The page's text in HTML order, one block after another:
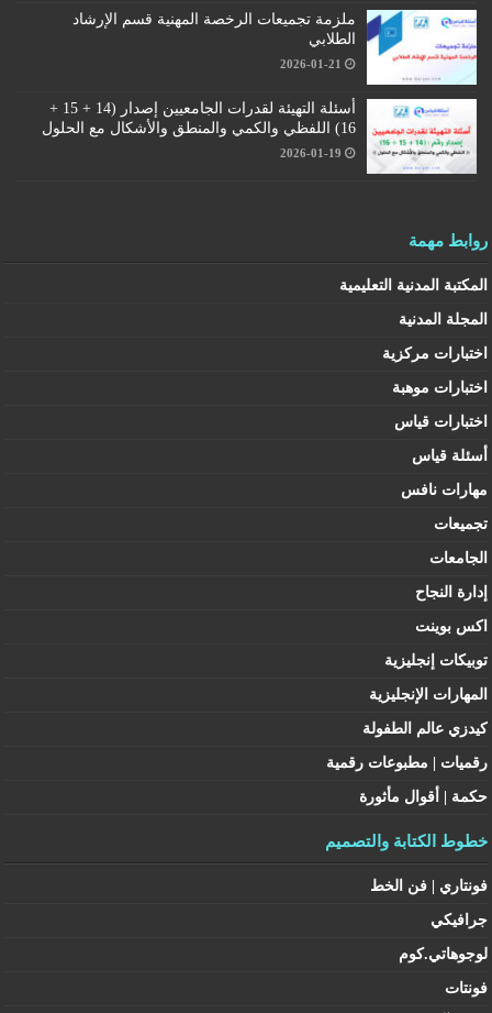
ملزمة تجميعات الرخصة المهنية قسم الإرشاد
الطلابي
2026-01-21
أسئلة التهيئة لقدرات الجامعيين إصدار (14 + 15 +
16) اللفظي والكمي والمنطق والأشكال مع الحلول
2026-01-19
روابط مهمة
المكتبة المدنية التعليمية
المجلة المدنية
اختبارات مركزية
اختبارات موهبة
اختبارات قياس
أسئلة قياس
مهارات نافس
تجميعات
الجامعات
إدارة النجاح
اكس بوينت
توبيكات إنجليزية
المهارات الإنجليزية
كيدزي عالم الطفولة
رقميات | مطبوعات رقمية
حكمة | أقوال مأثورة
خطوط الكتابة والتصميم
فونتاري | فن الخط
جرافيكي
لوجوهاتي.كوم
فونتات